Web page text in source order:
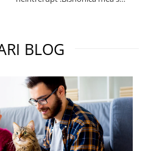
treia comanda recomand cu
mult drag !
BLOG